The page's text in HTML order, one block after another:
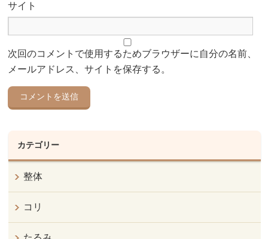
サイト
次回のコメントで使用するためブラウザーに自分の名前、
メールアドレス、サイトを保存する。
カテゴリー
整体
コリ